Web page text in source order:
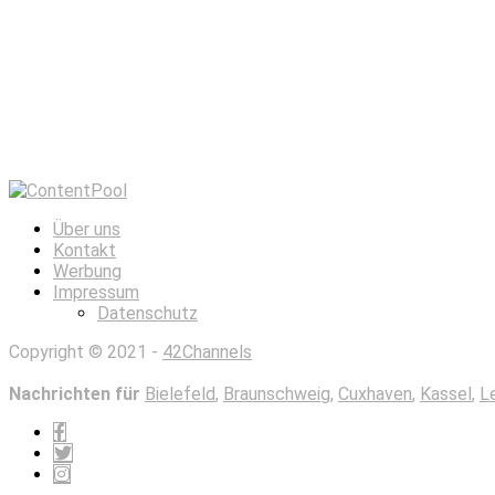
Über uns
Kontakt
Werbung
Impressum
Datenschutz
Copyright © 2021 - 42Channels
Nachrichten für Bielefeld, Braunschweig, Cuxhaven, Kassel,